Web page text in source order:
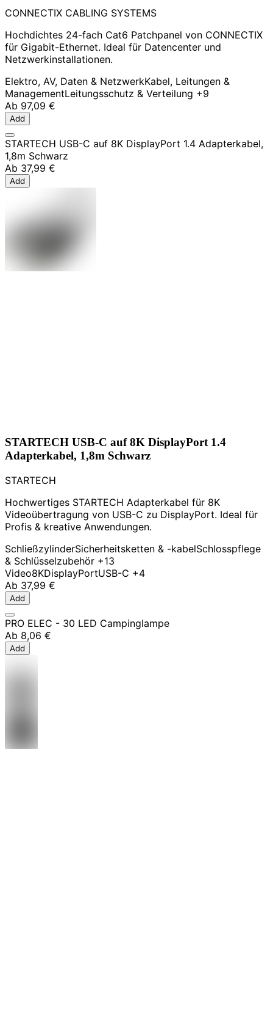
CONNECTIX CABLING SYSTEMS
Hochdichtes 24-fach Cat6 Patchpanel von CONNECTIX
für Gigabit-Ethernet. Ideal für Datencenter und
Netzwerkinstallationen.
Elektro, AV, Daten & NetzwerkKabel, Leitungen &
ManagementLeitungsschutz & Verteilung +9
Ab 97,09 €
Add
STARTECH USB-C auf 8K DisplayPort 1.4 Adapterkabel,
1,8m Schwarz
Ab 37,99 €
Add
STARTECH USB-C auf 8K DisplayPort 1.4
Adapterkabel, 1,8m Schwarz
STARTECH
Hochwertiges STARTECH Adapterkabel für 8K
Videoübertragung von USB-C zu DisplayPort. Ideal für
Profis & kreative Anwendungen.
SchließzylinderSicherheitsketten & -kabelSchlosspflege
& Schlüsselzubehör +13
Video8KDisplayPortUSB-C +4
Ab 37,99 €
Add
PRO ELEC - 30 LED Campinglampe
Ab 8,06 €
Add